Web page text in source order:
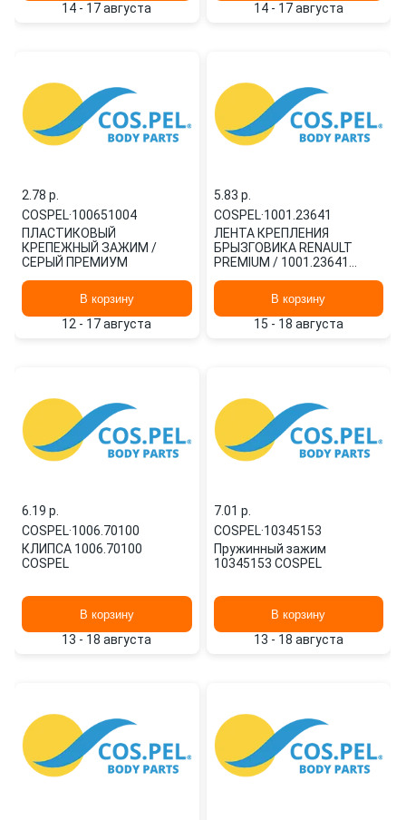
14 - 17 августа 14 - 17 августа
2.78 p.
COSPEL·100651004
ПЛАСТИКОВЫЙ
КРЕПЕЖНЫЙ ЗАЖИМ /
СЕРЫЙ ПРЕМИУМ
В корзину
12 - 17 августа
5.83 p.
COSPEL·1001.23641
ЛЕНТА КРЕПЛЕНИЯ
БРЫЗГОВИКА RENAULT
PREMIUM / 1001.23641
В корзину
15 - 18 августа
6.19 p.
COSPEL·1006.70100
КЛИПСА 1006.70100
COSPEL
В корзину
13 - 18 августа
7.01 p.
COSPEL·10345153
Пружинный зажим
10345153 COSPEL
В корзину
13 - 18 августа